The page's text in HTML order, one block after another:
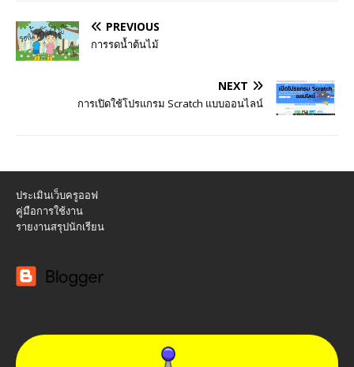
PREVIOUS
การรดน้ำต้นไม้
NEXT
การเปิดใช้โปรแกรม Scratch แบบออนไลน์
ประเมินเว็บครูออฟ
คู่มือการใช้งาน
รายงานสรุปนักเรียน